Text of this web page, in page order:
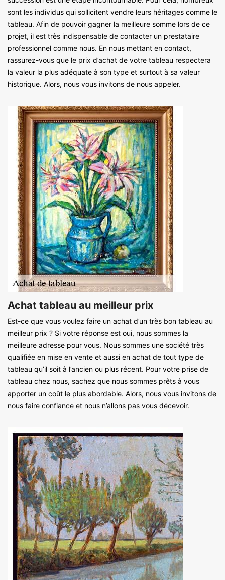
sont les individus qui sollicitent vendre leurs héritages comme le
tableau. Afin de pouvoir gagner la meilleure somme lors de ce
projet, il est très indispensable de contacter un prestataire
professionnel comme nous. En nous mettant en contact,
rassurez-vous que le prix d’achat de votre tableau respectera
la valeur la plus adéquate à son type et surtout à sa valeur
historique. Alors, nous vous invitons de nous appeler.
Achat tableau au meilleur prix
Est-ce que vous voulez faire un achat d’un très bon tableau au
meilleur prix ? Si votre réponse est oui, nous sommes la
meilleure adresse pour vous. Nous sommes une société très
qualifiée en mise en vente et aussi en achat de tout type de
tableau qu’il soit à l’ancien ou plus récent. Pour votre prise de
tableau chez nous, sachez que nous sommes prêts à vous
apporter un coût le plus abordable. Alors, nous vous invitons de
nous faire confiance et nous n’allons pas vous décevoir.